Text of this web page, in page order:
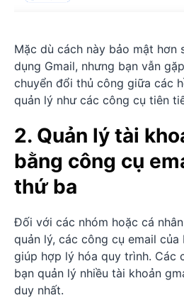
Mặc dù cách này bảo mật hơn
dụng Gmail, nhưng bạn vẫn
chuyển đổi thủ công giữa các
quản lý như các công cụ tiên
2. Quản lý tài
bằng công cụ
thứ ba
Đối với các nhóm hoặc cá
quản lý, các công cụ email
giúp hợp lý hóa quy trình. Các
bạn quản lý nhiều tài khoản
duy nhất.